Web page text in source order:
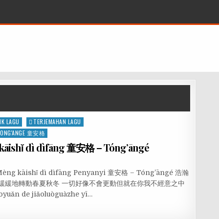
LAGU
TERJEMAHAN LAGU
童安格
dì dìfāng 童安格 – Tóng’āngé
kāishǐ dì dìfāng Penyanyi 童安格 – Tóng’āngé 浩瀚
緩地轉動春夏秋冬 一切好像不會更動但就在你我不經意之中
de jiǎoluòguàzhe yī…